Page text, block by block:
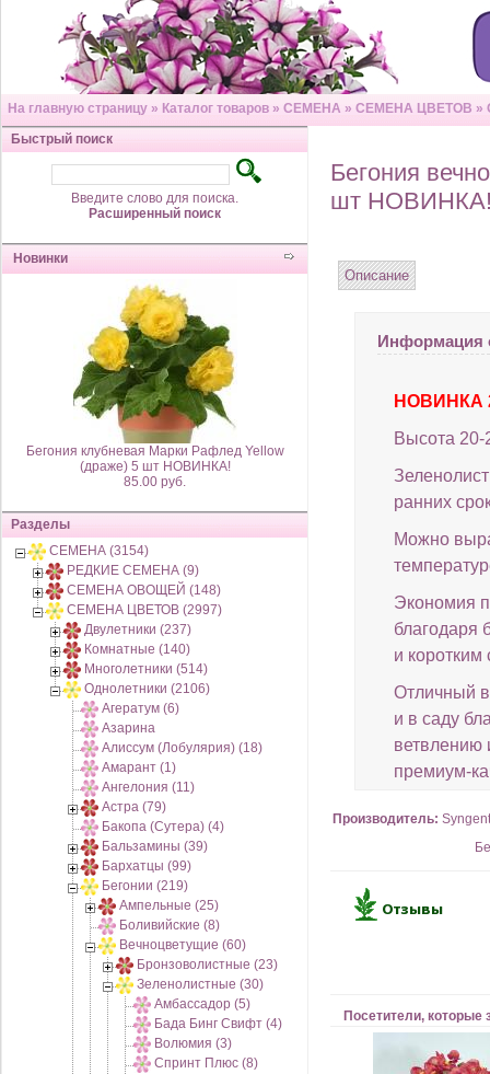
На главную страницу » Каталог товаров » СЕМЕНА » СЕМЕНА ЦВЕТОВ »
Быстрый поиск
Введите слово для поиска.
Расширенный поиск
Новинки
Бегония клубневая Марки Рафлед Yellow
(драже) 5 шт НОВИНКА!
85.00 руб.
Разделы
СЕМЕНА (3154)
РЕДКИЕ СЕМЕНА (9)
СЕМЕНА ОВОЩЕЙ (148)
СЕМЕНА ЦВЕТОВ (2997)
Двулетники (237)
Комнатные (140)
Многолетники (514)
Однолетники (2106)
Агератум (6)
Азарина
Алиссум (Лобулярия) (18)
Амарант (1)
Ангелония (11)
Астра (79)
Бакопа (Сутера) (4)
Бальзамины (39)
Бархатцы (99)
Бегонии (219)
Ампельные (25)
Боливийские (8)
Вечноцветущие (60)
Бронзоволистные (23)
Зеленолистные (30)
Амбассадор (5)
Бада Бинг Свифт (4)
Волюмия (3)
Спринт Плюс (8)
Бегония
шт
Описание
Информация
НОВИНКА
Высота 20-
ранних
Можно
Экономия
благодаря
и
Отличный
и в саду
ветвлению
премиум-
Производитель:
Посетители,